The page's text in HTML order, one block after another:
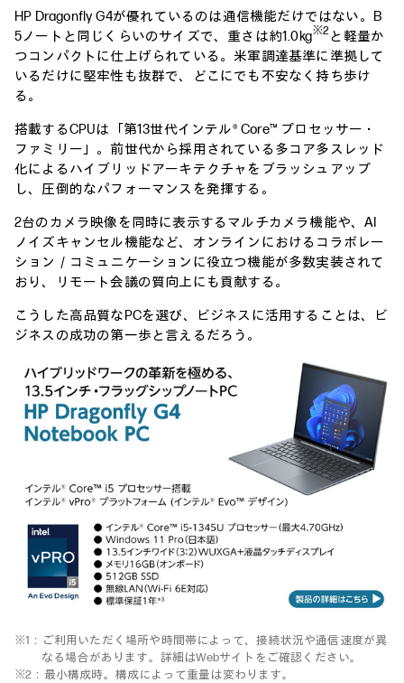
HP Dragonfly G4が優れているのは通信機能だけではない。B
5ノートと同じくらいのサイズで、重さは約1.0kg※2 と軽量か
つコンパクトに仕上げられている。米軍調達基準に準拠して
いるだけに堅牢性も抜群で、どこにでも不安なく持ち歩け
る。
搭載するCPUは「第13世代インテル® Core™ プロセッサー・
ファミリー」。前世代から採用されている多コア多スレッド
化によるハイブリッドアーキテクチャをブラッシュアップ
し、圧倒的なパフォーマンスを発揮する。
2台のカメラ映像を同時に表示するマルチカメラ機能や、AI
ノイズキャンセル機能など、オンラインにおけるコラボレー
ション／コミュニケーションに役立つ機能が多数実装されて
おり、リモート会議の質向上にも貢献する。
こうした高品質なPCを選び、ビジネスに活用することは、ビ
ジネスの成功の第一歩と言えるだろう。
※1：ご利用いただく場所や時間帯によって、接続状況や通信速度が異
なる場合があります。詳細はWebサイトをご確認ください。
※2：最小構成時。構成によって重量は変わります。